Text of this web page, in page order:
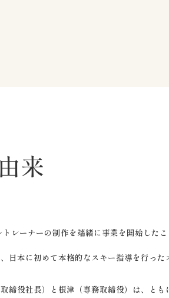
来
レーナーの制作を端緒に事業を開始したこ
日本に初めて本格的なスキー指導を行っ
締役社長）と根津（専務取締役）は、と